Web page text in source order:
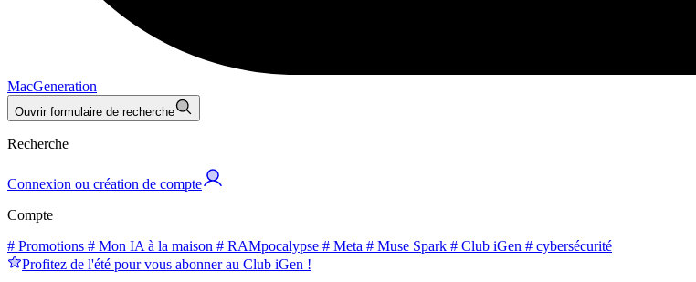
MacGeneration
Ouvrir formulaire de recherche
Recherche
Connexion ou création de compte
Compte
# Promotions # Mon IA à la maison # RAMpocalypse # Meta # Muse Spark # Club iGen # cybersécurité
Profitez de l'été pour vous abonner au Club iGen !